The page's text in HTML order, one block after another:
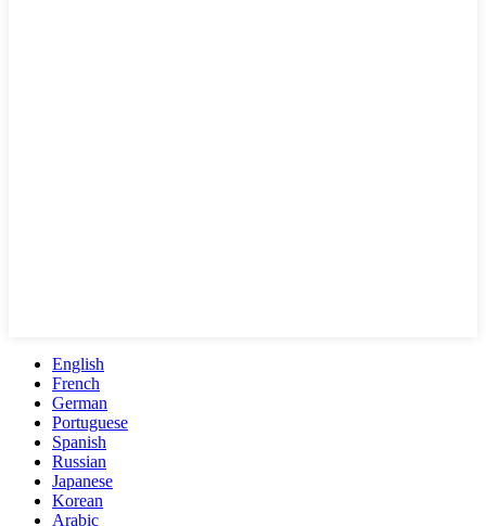
English
French
German
Portuguese
Spanish
Russian
Japanese
Korean
Arabic